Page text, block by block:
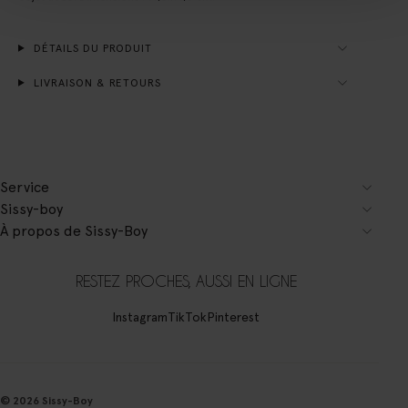
DÉTAILS DU PRODUIT
LIVRAISON & RETOURS
Service
Sissy-boy
À propos de Sissy-Boy
RESTEZ PROCHES, AUSSI EN LIGNE
InstagramTikTokPinterest
© 2026 Sissy-Boy